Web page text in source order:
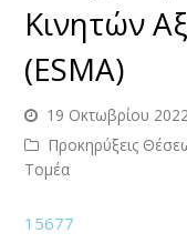
Κινητών
(ESMA)
19 Οκτωβρίου 2022
Προκηρύξεις
Τομέα
15677